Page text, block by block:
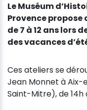
Le Muséum
Provence
de 7 à 12 ans lors
des vacances
Ces ateliers se
Jean Monnet à
Saint-Mitre), de 14h